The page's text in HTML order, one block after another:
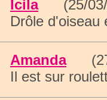
Icila(25/03/
Drôle d'oiseau
Amanda(27/
Il est sur